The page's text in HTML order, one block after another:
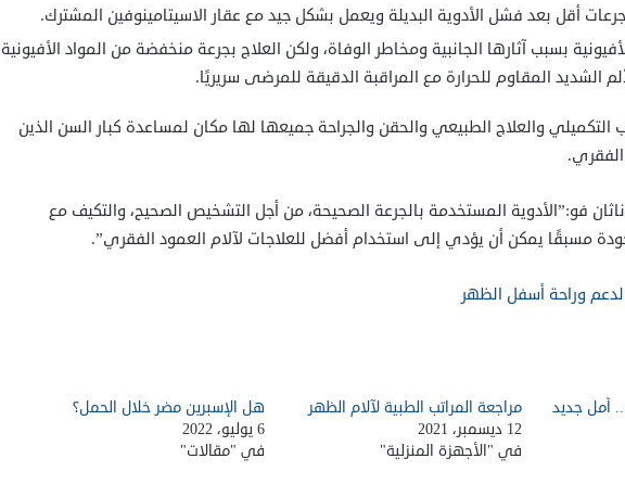
أقل بعد فشل الأدوية البديلة ويعمل بشكل جيد مع عقار الاسيتامينوفين المشترك.
بسبب آثارها الجانبية ومخاطر الوفاة، ولكن العلاج بجرعة منخفضة من المواد الأفيونية
الشديد المقاوم للحرارة مع المراقبة الدقيقة للمرضى سريريًا.
التكميلي والعلاج الطبيعي والحقن والجراحة جميعها لها مكان لمساعدة كبار السن الذين
الفقري.
فو:”الأدوية المستخدمة بالجرعة الصحيحة، من أجل التشخيص الصحيح، والتكيف مع
مسبقًا يمكن أن يؤدي إلى استخدام أفضل للعلاجات لآلام العمود الفقري”.
وراحة أسفل الظهر
أمل جديد
مراجعة المراتب الطبية لآلام الظهر
12 ديسمبر، 2021
في "الأجهزة المنزلية"
هل الإسبرين مضر خلال الحمل؟
6 يوليو، 2022
في "مقالات"
15 نوعًا من الأطعمة التي تحتوي على
نسبة عالية من حمض الفوليك
طرق طبيعية للتخلص من تقلصات الدورة
الشهرية